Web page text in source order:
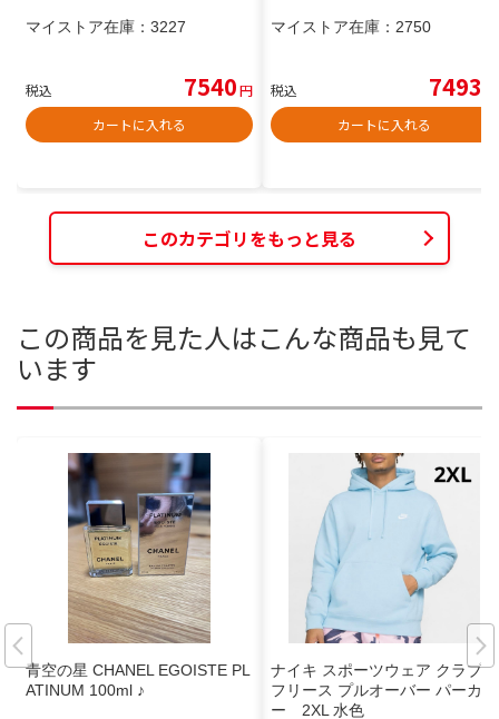
マイストア在庫： 3227
税込 7540円
カートに入れる
マイストア在庫： 2750
税込 7493
カートに入れる
このカテゴリをもっと見る
この商品を見た人はこんな商品も見て
います
青空の星 CHANEL EGOISTE PL
ATINUM 100ml ♪
ナイキ スポーツウェア クラブ
フリース プルオーバー パーカ
ー 2XL 水色